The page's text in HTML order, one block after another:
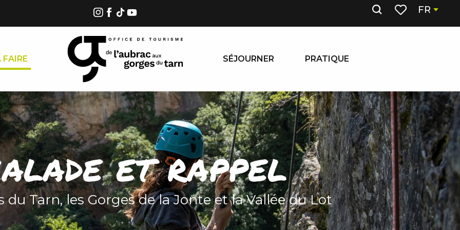
Recherche
FR
FAIRE SÉJOURNER PRATIQUE
et rappel
du Tarn, les Gorges de la Jonte et la Vallée du Lot